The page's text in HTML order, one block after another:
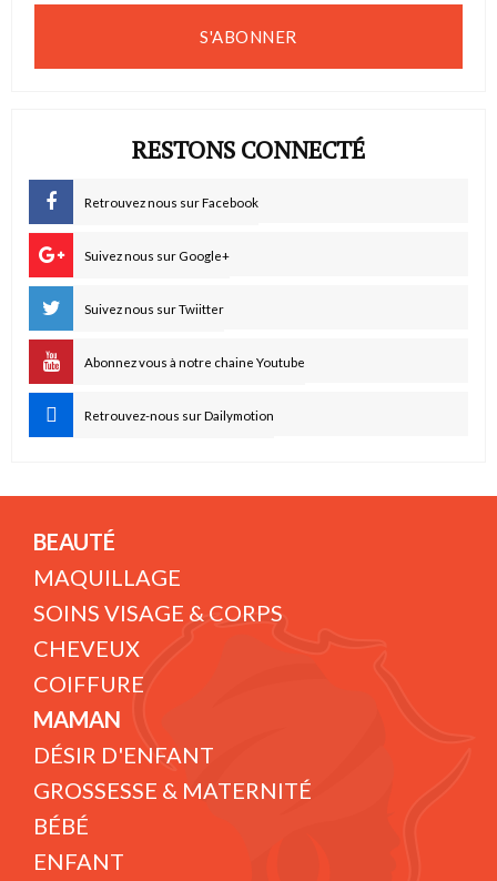
S'ABONNER
RESTONS CONNECTÉ
Retrouvez nous sur Facebook
Suivez nous sur Google+
Suivez nous sur Twiitter
Abonnez vous à notre chaine Youtube
Retrouvez-nous sur Dailymotion
BEAUTÉ
MAQUILLAGE
SOINS VISAGE & CORPS
CHEVEUX
COIFFURE
MAMAN
DÉSIR D'ENFANT
GROSSESSE & MATERNITÉ
BÉBÉ
ENFANT